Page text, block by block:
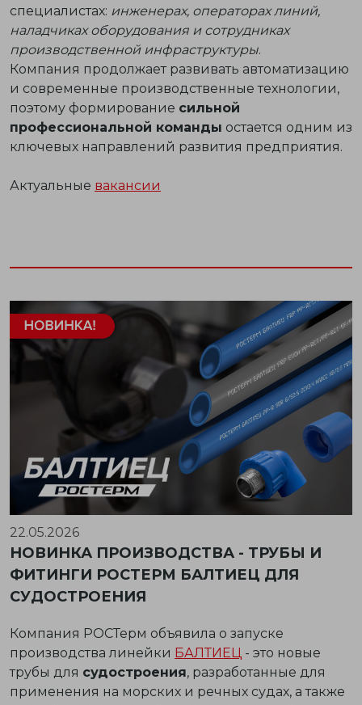
специалистах: инженерах, операторах линий,
наладчиках оборудования и сотрудниках
производственной инфраструктуры.
Компания продолжает развивать автоматизацию
и современные производственные технологии,
поэтому формирование сильной
профессиональной команды остается одним из
ключевых направлений развития предприятия.
Актуальные вакансии
22.05.2026
НОВИНКА ПРОИЗВОДСТВА - ТРУБЫ И
ФИТИНГИ РОСТЕРМ БАЛТИЕЦ ДЛЯ
СУДОСТРОЕНИЯ
Компания РОСТерм объявила о запуске
производства линейки БАЛТИЕЦ - это новые
трубы для судостроения, разработанные для
применения на морских и речных судах, а также